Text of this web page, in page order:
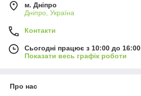
м. Дніпро
Дніпро, Україна
Контакти
Сьогодні працює з 10:00 до 16:00
Показати весь графік роботи
Про нас